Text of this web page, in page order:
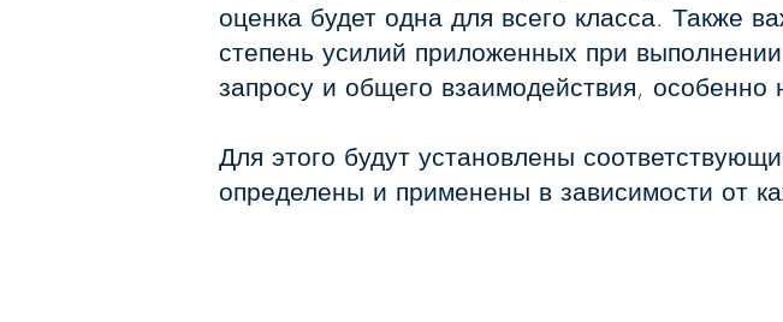
оценка будет одна для всего класса. Также
степень усилий приложенных при
запросу и общего взаимодействия, особенно
Для этого будут установлены
определены и применены в зависимости от